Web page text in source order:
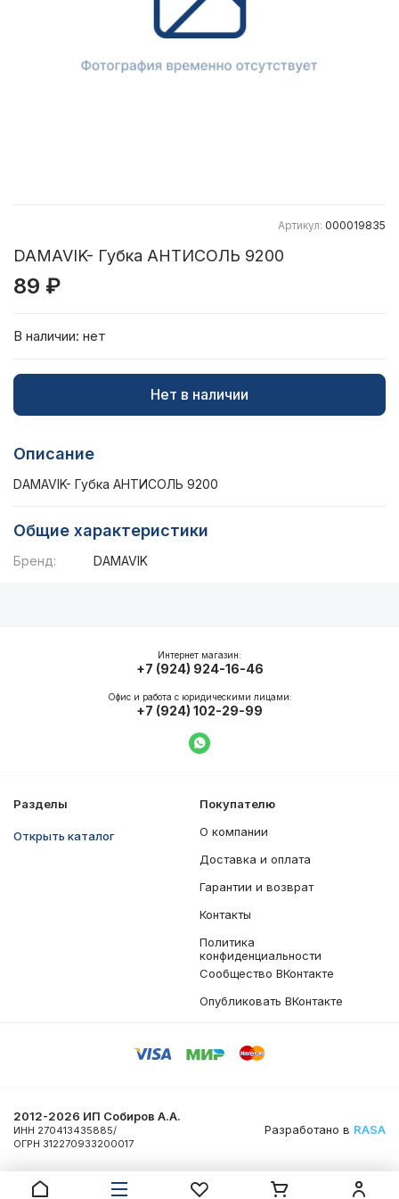
Артикул: 000019835
DAMAVIK- Губка АНТИСОЛЬ 9200
89 ₽
В наличии: нет
Нет в наличии
Описание
DAMAVIK- Губка АНТИСОЛЬ 9200
Общие характеристики
Бренд: DAMAVIK
Разделы
Открыть каталог
Покупателю
О компании
Доставка и оплата
Гарантии и возврат
Контакты
Политика
конфиденциальности
Сообщество ВКонтакте
Опубликовать ВКонтакте
Интернет магазин:
+7 (924) 924-16-46
Офис и работа с юридическими лицами:
+7 (924) 102-29-99
Написать в WhatsApp
2012-2026 ИП Собиров А.А.
ИНН 270413435885/
ОГРН 312270933200017
Разработано в RASA